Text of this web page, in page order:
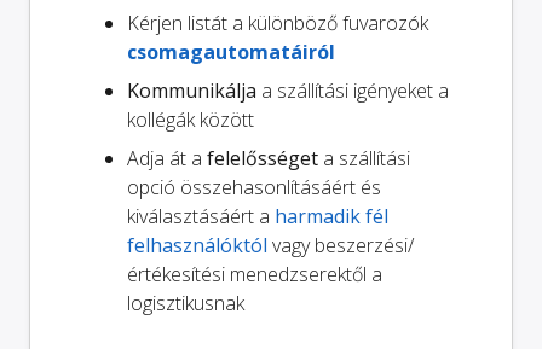
Kérjen listát a különböző fuvarozók
csomagautomatáiról
Kommunikálja a szállítási igényeket a
kollégák között
Adja át a felelősséget a szállítási
opció összehasonlításáért és
kiválasztásáért a harmadik fél
felhasználóktól vagy beszerzési/
értékesítési menedzserektől a
logisztikusnak